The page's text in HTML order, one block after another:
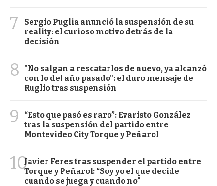
7
Sergio Puglia anunció la suspensión de su
reality: el curioso motivo detrás de la
decisión
8
"No salgan a rescatarlos de nuevo, ya alcanzó
con lo del año pasado": el duro mensaje de
Ruglio tras suspensión
9
“Esto que pasó es raro”: Evaristo González
tras la suspensión del partido entre
Montevideo City Torque y Peñarol
10Javier Feres tras suspender el partido entre
Torque y Peñarol: “Soy yo el que decide
cuando se juega y cuando no”